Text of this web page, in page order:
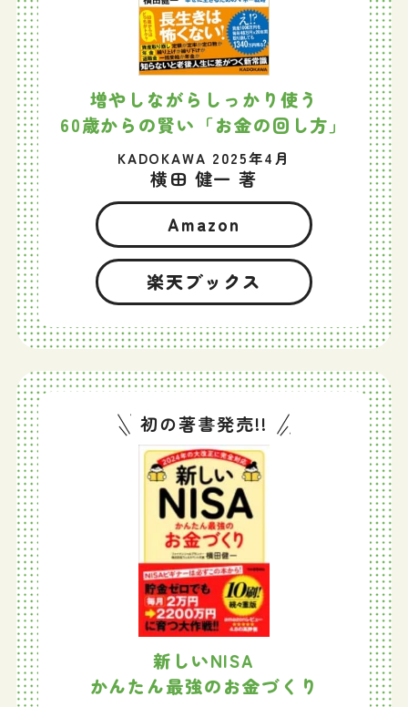
増やしながらしっかり使う
60歳からの賢い「お金の回し方」
KADOKAWA 2025年4月
横田 健一 著
Amazon
楽天ブックス
初の著書発売!!
新しいNISA
かんたん最強のお金づくり